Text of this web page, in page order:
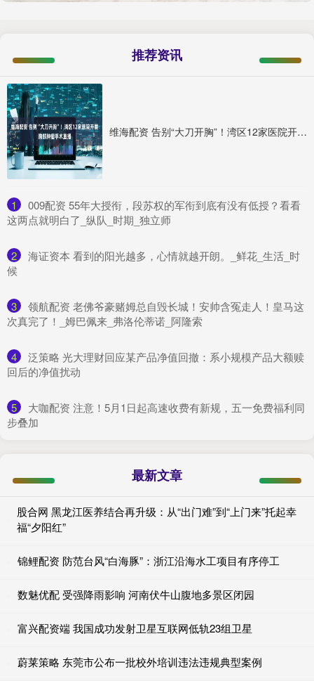
推荐资讯
维海配资 告别“大刀开胸”！湾区12家医院开展胸部肿瘤手术直播
1
​009配资 55年大授衔，段苏权的军衔到底有没有低授？看看
这两点就明白了_纵队_时期_独立师
2
​海证资本 看到的阳光越多，心情就越开朗。_鲜花_生活_时
候
3
​领航配资 老佛爷豪赌姆总自毁长城！安帅含冤走人！皇马这
次真完了！_姆巴佩来_弗洛伦蒂诺_阿隆索
4
​泛策略 光大理财回应某产品净值回撤：系小规模产品大额赎
回后的净值扰动
5
​大咖配资 注意！5月1日起高速收费有新规，五一免费福利同
步叠加
最新文章
股合网 黑龙江医养结合再升级：从“出门难”到“上门来”托起幸
福“夕阳红”
锦鲤配资 防范台风“白海豚”：浙江沿海水工项目有序停工
数魅优配 受强降雨影响 河南伏牛山腹地多景区闭园
富兴配资端 我国成功发射卫星互联网低轨23组卫星
蔚莱策略 东莞市公布一批校外培训违法违规典型案例